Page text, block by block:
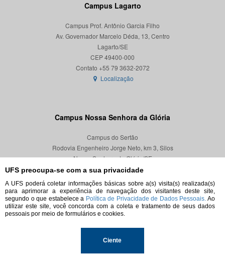
UFS preocupa-se com a sua privacidade
A UFS poderá coletar informações básicas sobre a(s) visita(s) realizada(s)
para aprimorar a experiência de navegação dos visitantes deste site,
segundo o que estabelece a Política de Privacidade de Dados Pessoais. Ao
utilizar este site, você concorda com a coleta e tratamento de seus dados
pessoais por meio de formulários e cookies.
Ciente
Campus Lagarto
Campus Prof. Antônio Garcia Filho
Av. Governador Marcelo Déda, 13, Centro
Lagarto/SE
CEP 49400-000
Localização
Campus Nossa Senhora da Glória
Campus do Sertão
Rodovia Engenheiro Jorge Neto, km 3, Silos
Nossa Senhora da Glória/SE
CEP 49680-000
Localização
© 2026. Todos os direitos reservados.
Universidade Federal de Sergipe.